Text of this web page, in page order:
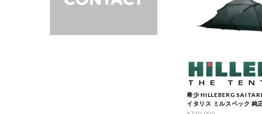
希少 HILLEBERG
イタリス ミルスペック 純